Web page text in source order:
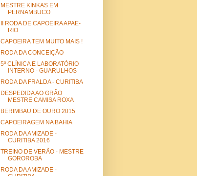
MESTRE KINKAS EM
PERNAMBUCO
II RODA DE CAPOEIRA APAE-
RIO
CAPOEIRA TEM MUITO MAIS !
RODA DA CONCEIÇÃO
5º CLÍNICA E LABORATÓRIO
INTERNO - GUARULHOS
RODA DA FRALDA - CURITIBA
DESPEDIDA AO GRÃO
MESTRE CAMISA ROXA
BERIMBAU DE OURO 2015
CAPOEIRAGEM NA BAHIA
RODA DA AMIZADE -
CURITIBA 2016
TREINO DE VERÃO - MESTRE
GOROROBA
RODA DA AMIZADE -